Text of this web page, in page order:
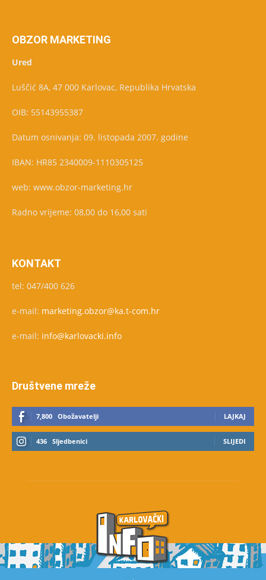
OBZOR MARKETING
Ured
Luščić 8A, 47 000 Karlovac, Republika Hrvatska
OIB: 55143955387
Datum osnivanja: 09. listopada 2007. godine
IBAN: HR85 2340009-1110305125
web: www.obzor-marketing.hr
Radno vrijeme: 08,00 do 16,00 sati
KONTAKT
tel: 047/400 626
e-mail: marketing.obzor@ka.t-com.hr
e-mail: info@karlovacki.info
Društvene mreže
7,800 Obožavatelji LAJKAJ
436 Sljedbenici SLIJEDI